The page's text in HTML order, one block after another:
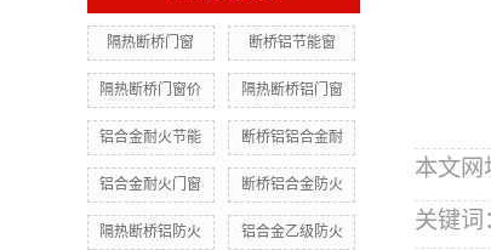
隔热断桥门窗 断桥铝节能窗
隔热断桥门窗价 隔热断桥铝门窗
铝合金耐火节能 断桥铝铝合金耐
铝合金耐火门窗 断桥铝合金防火
隔热断桥铝防火 铝合金乙级防火
本文网
关键词